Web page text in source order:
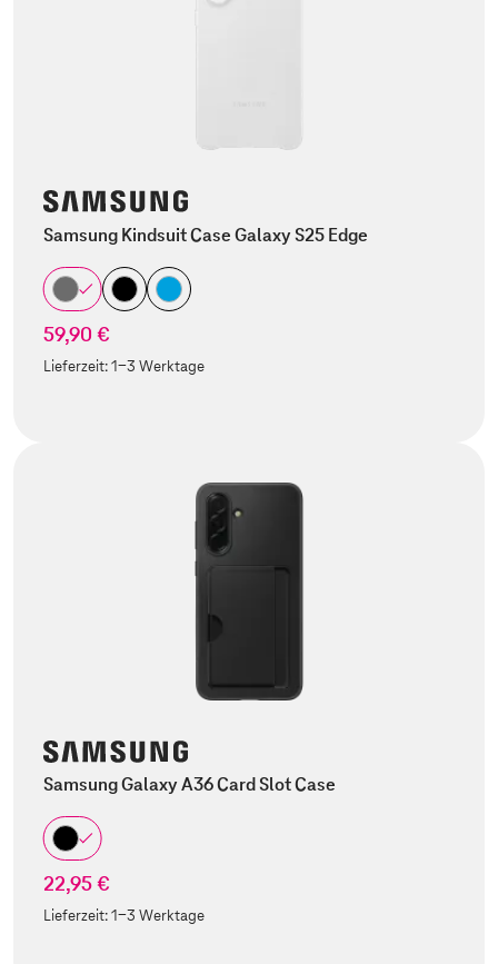
Samsung Kindsuit Case Galaxy S25 Edge
59,90 €
Lieferzeit:1-3 Werktage
Samsung Galaxy A36 Card Slot Case
22,95 €
Lieferzeit:1-3 Werktage